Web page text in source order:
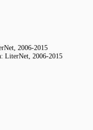
2006-2015
LiterNet, 2006-2015